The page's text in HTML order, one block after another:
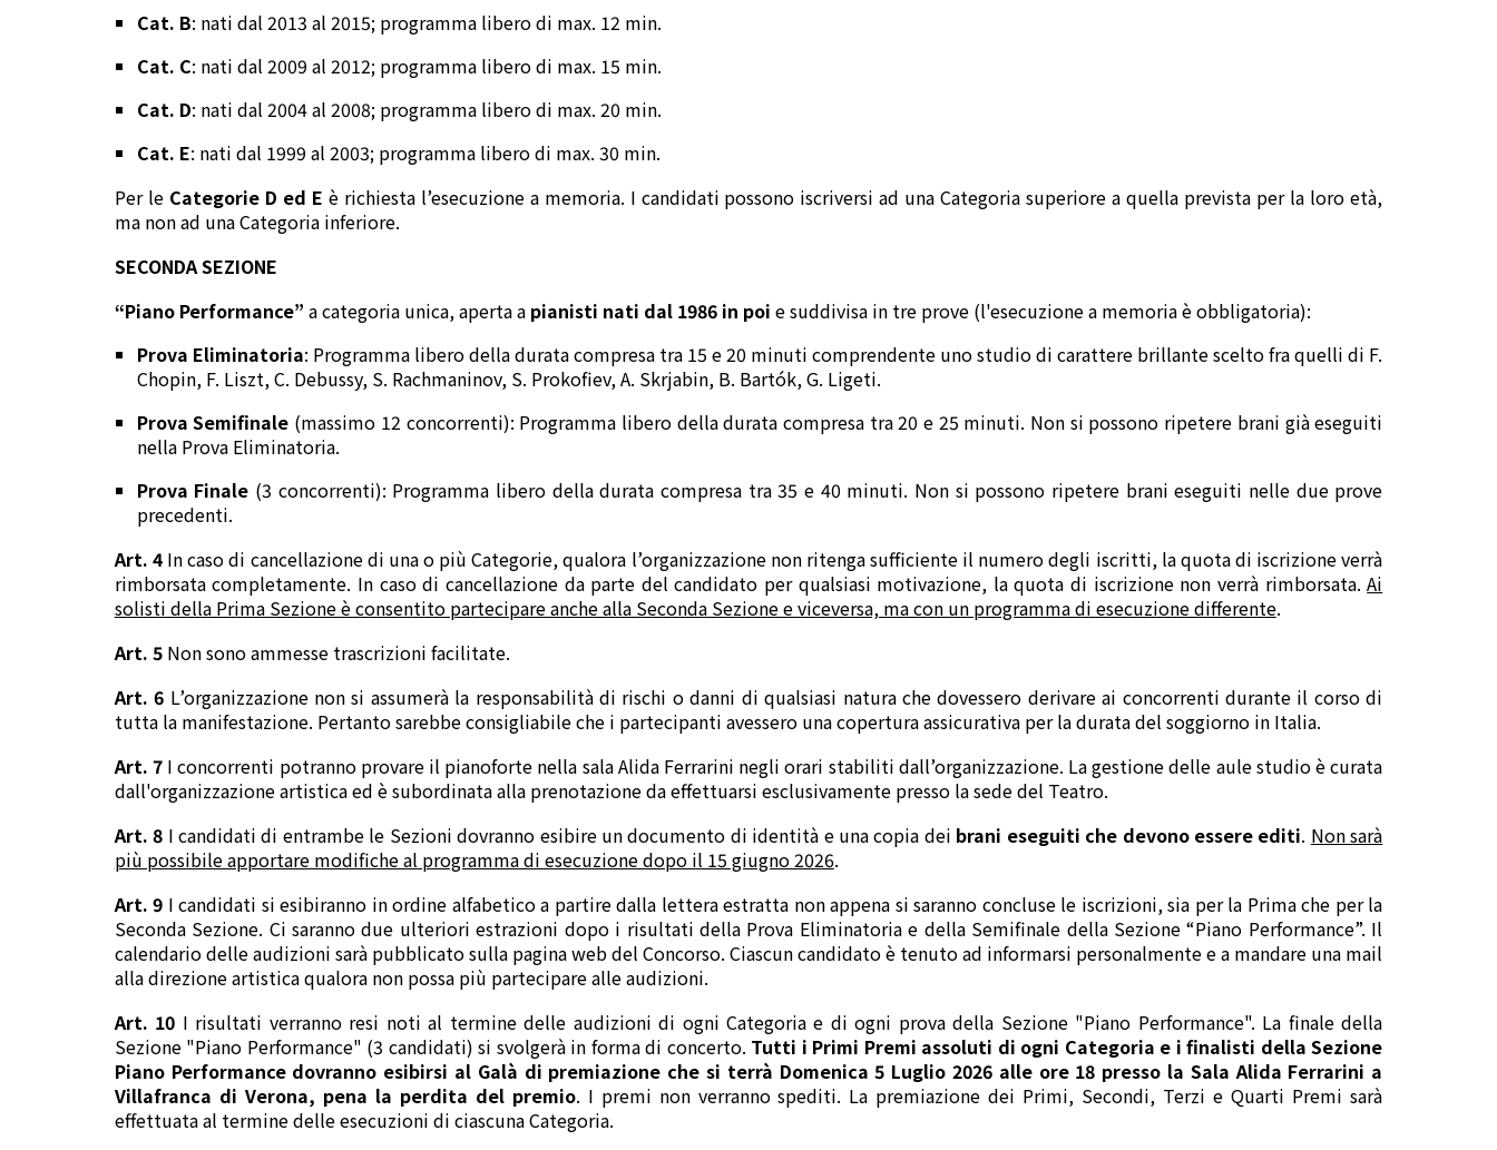
Cat. B: nati dal 2013 al 2015; programma libero di max. 12 min.
Cat. C: nati dal 2009 al 2012; programma libero di max. 15 min.
Cat. D: nati dal 2004 al 2008; programma libero di max. 20 min.
Cat. E: nati dal 1999 al 2003; programma libero di max. 30 min.
Per le Categorie D ed E è richiesta l’esecuzione a memoria. I candidati possono iscriversi ad una Categoria superiore a quella prevista per la loro età,
ma non ad una Categoria inferiore.
SECONDA SEZIONE
“Piano Performance” a categoria unica, aperta a pianisti nati dal 1986 in poi e suddivisa in tre prove (l'esecuzione a memoria è obbligatoria):
Prova Eliminatoria: Programma libero della durata compresa tra 15 e 20 minuti comprendente uno studio di carattere brillante scelto fra quelli di F.
Chopin, F. Liszt, C. Debussy, S. Rachmaninov, S. Prokofiev, A. Skrjabin, B. Bartók, G. Ligeti.
Prova Semifinale (massimo 12 concorrenti): Programma libero della durata compresa tra 20 e 25 minuti. Non si possono ripetere brani già eseguiti
nella Prova Eliminatoria.
Prova Finale (3 concorrenti): Programma libero della durata compresa tra 35 e 40 minuti. Non si possono ripetere brani eseguiti nelle due prove
precedenti.
Art. 4In caso di cancellazione di una o più Categorie, qualora l’organizzazione non ritenga sufficiente il numero degli iscritti, la quota di iscrizione verrà
rimborsata completamente. In caso di cancellazione da parte del candidato per qualsiasi motivazione, la quota di iscrizione non verrà rimborsata.Ai
solisti della Prima Sezione è consentito partecipare anche alla Seconda Sezione e viceversa, ma con un programma di esecuzione differente.
Art. 5Non sono ammesse trascrizioni facilitate.
Art. 6 L’organizzazione non si assumerà la responsabilità di rischi o danni di qualsiasi natura che dovessero derivare ai concorrenti durante il corso di
tutta la manifestazione. Pertanto sarebbe consigliabile che i partecipanti avessero una copertura assicurativa per la durata del soggiorno in Italia.
Art. 7 I concorrenti potranno provare il pianoforte nella sala Alida Ferrarini negli orari stabiliti dall’organizzazione. La gestione delle aule studio è curata
dall'organizzazione artistica ed è subordinata alla prenotazione da effettuarsi esclusivamente presso la sede del Teatro.
Art. 8 I candidati di entrambe le Sezioni dovranno esibire un documento di identità e una copia dei brani eseguiti che devono essere editi. Non sarà
più possibile apportare modifiche al programma di esecuzione dopo il 15 giugno 2026.
Art. 9 I candidati si esibiranno in ordine alfabetico a partire dalla lettera estratta non appena si saranno concluse le iscrizioni, sia per la Prima che per la
Seconda Sezione. Ci saranno due ulteriori estrazioni dopo i risultati della Prova Eliminatoria e della Semifinale della Sezione “Piano Performance”. Il
calendario delle audizioni sarà pubblicato sulla pagina web del Concorso. Ciascun candidato è tenuto ad informarsi personalmente e a mandare una mail
alla direzione artistica qualora non possa più partecipare alle audizioni.
Art. 10 I risultati verranno resi noti al termine delle audizioni di ogni Categoria e di ogni prova della Sezione "Piano Performance". La finale della
Sezione "Piano Performance" (3 candidati) si svolgerà in forma di concerto. Tutti i Primi Premi assoluti di ogni Categoria e i finalisti della Sezione
Piano Performance dovranno esibirsi al Galà di premiazione che si terrà Domenica 5 Luglio 2026 alle ore 18 presso la Sala Alida Ferrarini a
Villafranca di Verona, pena la perdita del premio. I premi non verranno spediti. La premiazione dei Primi, Secondi, Terzi e Quarti Premi sarà
effettuata al termine delle esecuzioni di ciascuna Categoria.